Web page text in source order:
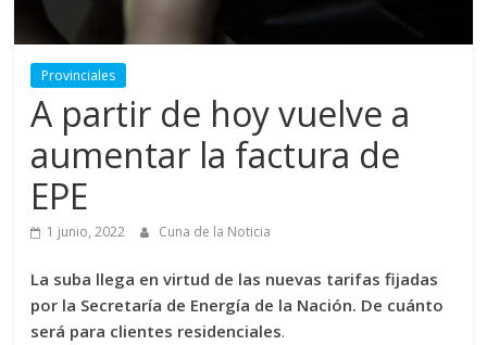
Provinciales
A partir de hoy vuelve a
aumentar la factura de
EPE
1 junio, 2022 Cuna de la Noticia
La suba llega en virtud de las nuevas tarifas fijadas
por la Secretaría de Energía de la Nación. De cuánto
será para clientes residenciales.